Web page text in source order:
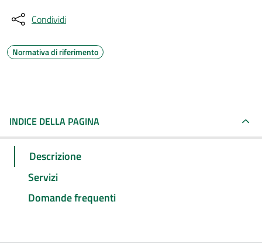
Condividi
Normativa di riferimento
INDICE DELLA PAGINA
Descrizione
Servizi
Domande frequenti